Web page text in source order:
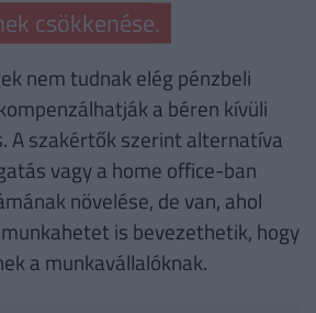
csökkenése.
nem tudnak elég pénzbeli
a béren kívüli
A szakértők szerint alternatíva
vagy a home office-ban
növelése, de van, ahol
is bevezethetik, hogy
a munkavállalóknak.